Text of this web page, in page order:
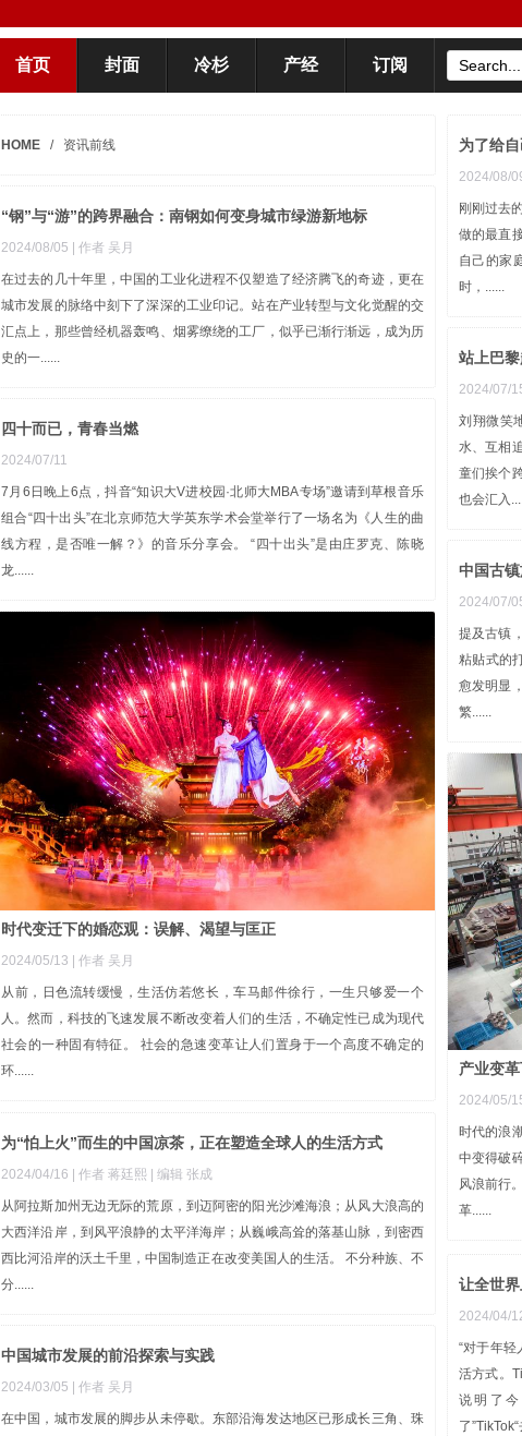
首页 封面 冷杉 产经 订阅
HOME / 资讯前线 为了给
2024/08/
刚刚过去
做的最直
自己的家
时，......
“钢”与“游”的跨界融合：南钢如何变身城市绿游新地标
2024/08/05 | 作者 吴月
在过去的几十年里，中国的工业化进程不仅塑造了经济腾飞的奇迹，更在
城市发展的脉络中刻下了深深的工业印记。站在产业转型与文化觉醒的交
汇点上，那些曾经机器轰鸣、烟雾缭绕的工厂，似乎已渐行渐远，成为历
史的一......
站上巴
2024/07/
刘翔微笑
水、互相
童们挨个
也会汇入
四十而已，青春当燃
2024/07/11
7月6日晚上6点，抖音“知识大V进校园·北师大MBA专场”邀请到草根音乐
组合“四十出头”在北京师范大学英东学术会堂举行了一场名为《人生的曲
线方程，是否唯一解？》的音乐分享会。 “四十出头”是由庄罗克、陈晓
龙......
中国古
2024/07/
提及古镇
粘贴式的
愈发明显
繁......
时代变迁下的婚恋观：误解、渴望与匡正
2024/05/13 | 作者 吴月
从前，日色流转缓慢，生活仿若悠长，车马邮件徐行，一生只够爱一个
人。然而，科技的飞速发展不断改变着人们的生活，不确定性已成为现代
社会的一种固有特征。 社会的急速变革让人们置身于一个高度不确定的
环......
产业变
2024/05/
时代的浪
中变得破
风浪前行
革......
为“怕上火”而生的中国凉茶，正在塑造全球人的生活方式
2024/04/16 | 作者 蒋廷熙 | 编辑 张成
从阿拉斯加州无边无际的荒原，到迈阿密的阳光沙滩海浪；从风大浪高的
大西洋沿岸，到风平浪静的太平洋海岸；从巍峨高耸的落基山脉，到密西
西比河沿岸的沃土千里，中国制造正在改变美国人的生活。 不分种族、不
分......
让全世
2024/04/
“对于年
活方式。
说明了
了
中国城市发展的前沿探索与实践
2024/03/05 | 作者 吴月
在中国，城市发展的脚步从未停歇。东部沿海发达地区已形成长三角、珠